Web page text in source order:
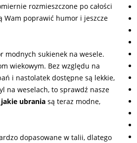
rozmieszczone po całości
Wam poprawić humor i jeszcze
modnych sukienek na wesele.
wiekowym. Bez względu na
i nastolatek dostępne są lekkie,
na weselach, to sprawdź nasze
jakie ubrania są teraz modne,
dopasowane w talii, dlatego